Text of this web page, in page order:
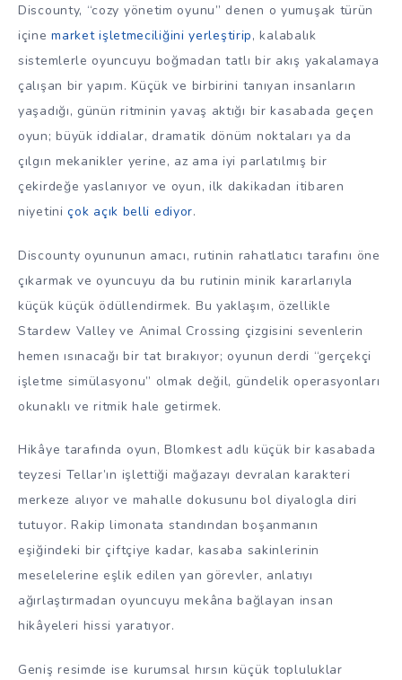
Discounty, “cozy yönetim oyunu” denen o yumuşak türün
içinemarket işletmeciliğini yerleştirip, kalabalık
sistemlerle oyuncuyu boğmadan tatlı bir akış yakalamaya
çalışan bir yapım. Küçük ve birbirini tanıyan insanların
yaşadığı, günün ritminin yavaş aktığı bir kasabada geçen
oyun; büyük iddialar, dramatik dönüm noktaları ya da
çılgın mekanikler yerine, az ama iyi parlatılmış bir
çekirdeğe yaslanıyor ve oyun, ilk dakikadan itibaren
niyetiniçok açık belli ediyor.
Discounty oyununun amacı, rutinin rahatlatıcı tarafını öne
çıkarmak ve oyuncuyu da bu rutinin minik kararlarıyla
küçük küçük ödüllendirmek. Bu yaklaşım, özellikle
Stardew Valley ve Animal Crossing çizgisini sevenlerin
hemen ısınacağı bir tat bırakıyor; oyunun derdi “gerçekçi
işletme simülasyonu” olmak değil, gündelik operasyonları
okunaklı ve ritmik hale getirmek.
Hikâye tarafında oyun, Blomkest adlı küçük bir kasabada
teyzesi Tellar’ın işlettiği mağazayı devralan karakteri
merkeze alıyor ve mahalle dokusunu bol diyalogla diri
tutuyor. Rakip limonata standından boşanmanın
eşiğindeki bir çiftçiye kadar, kasaba sakinlerinin
meselelerine eşlik edilen yan görevler, anlatıyı
ağırlaştırmadan oyuncuyu mekâna bağlayan insan
hikâyeleri hissi yaratıyor.
Geniş resimde ise kurumsal hırsın küçük topluluklar